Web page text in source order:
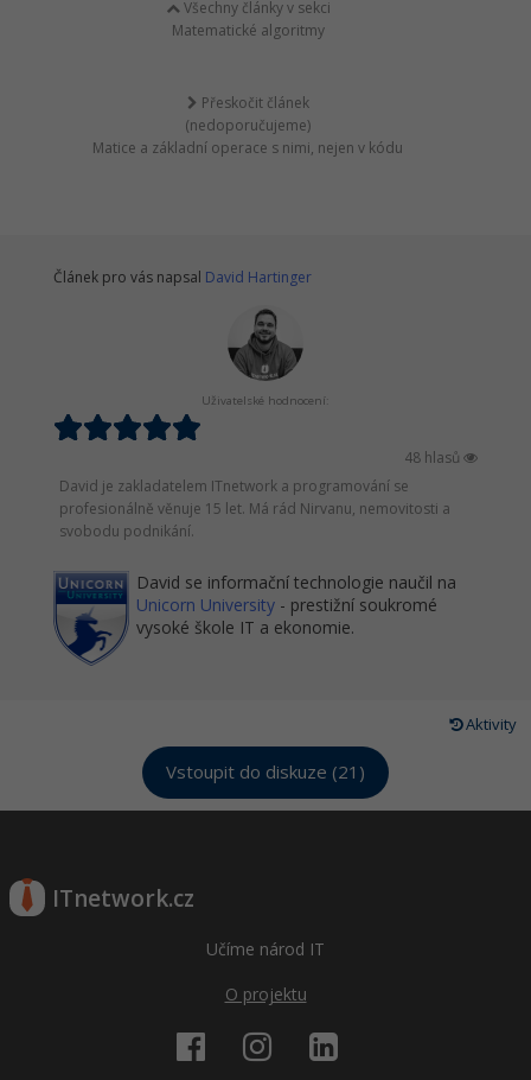
Všechny články v sekci
Matematické algoritmy
Přeskočit článek
(nedoporučujeme)
Matice a základní operace s nimi, nejen v kódu
Článek pro vás napsal David Hartinger
Uživatelské hodnocení:
48 hlasů
David je zakladatelem ITnetwork a programování se
profesionálně věnuje 15 let. Má rád Nirvanu, nemovitosti a
svobodu podnikání.
David se informační technologie naučil na
Unicorn University - prestižní soukromé
vysoké škole IT a ekonomie.
Aktivity
Vstoupit do diskuze (21)
ITnetwork.cz
Učíme národ IT
O projektu